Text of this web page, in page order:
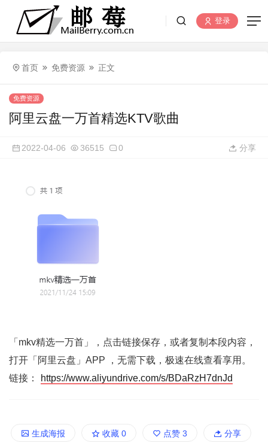
登录
首页 免费资源 正文
免费资源
阿里云盘一万首精选KTV歌曲
2022-04-06 36515 0 分享
「mkv精选一万首」，点击链接保存，或者复制本段内容，
打开「阿里云盘」APP ，无需下载，极速在线查看享用。
链接：
https://www.aliyundrive.com/s/BDaRzH7dnJd
生成海报 收藏 0 点赞 3 分享